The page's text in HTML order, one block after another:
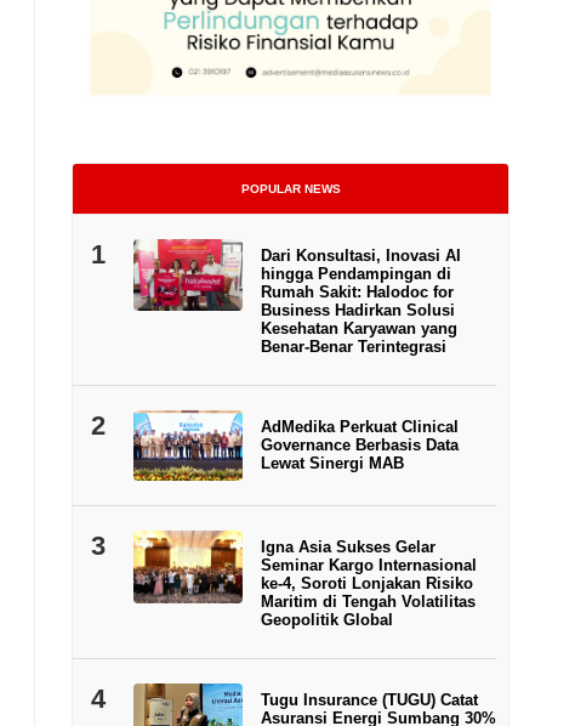
Head of Research Indonesia DBS Group Research William
POPULAR NEWS
1
Dari Konsultasi, Inovasi AI
hingga Pendampingan di
Rumah Sakit: Halodoc for
Business Hadirkan Solusi
Kesehatan Karyawan yang
Benar-Benar Terintegrasi
2
AdMedika Perkuat Clinical
Governance Berbasis Data
Lewat Sinergi MAB
3
Igna Asia Sukses Gelar
Seminar Kargo Internasional
ke-4, Soroti Lonjakan Risiko
Maritim di Tengah Volatilitas
Geopolitik Global
4
Tugu Insurance (TUGU) Catat
Asuransi Energi Sumbang 30%